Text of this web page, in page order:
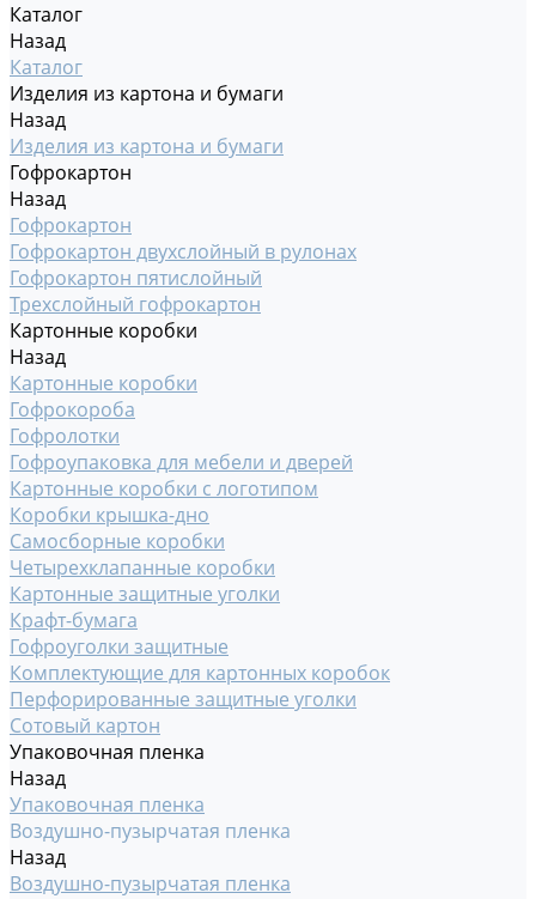
Каталог
Назад
Каталог
Изделия из картона и бумаги
Назад
Изделия из картона и бумаги
Гофрокартон
Назад
Гофрокартон
Гофрокартон двухслойный в рулонах
Гофрокартон пятислойный
Трехслойный гофрокартон
Картонные коробки
Назад
Картонные коробки
Гофрокороба
Гофролотки
Гофроупаковка для мебели и дверей
Картонные коробки с логотипом
Коробки крышка-дно
Самосборные коробки
Четырехклапанные коробки
Картонные защитные уголки
Крафт-бумага
Гофроуголки защитные
Комплектующие для картонных коробок
Перфорированные защитные уголки
Сотовый картон
Упаковочная пленка
Назад
Упаковочная пленка
Воздушно-пузырчатая пленка
Назад
Воздушно-пузырчатая пленка